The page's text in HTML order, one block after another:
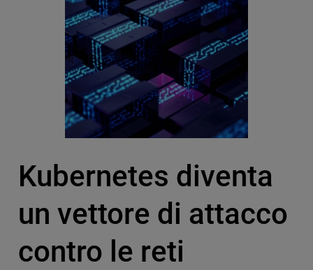
Kubernetes diventa
un vettore di attacco
contro le reti